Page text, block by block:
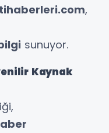
,
sunuyor.
Kaynak